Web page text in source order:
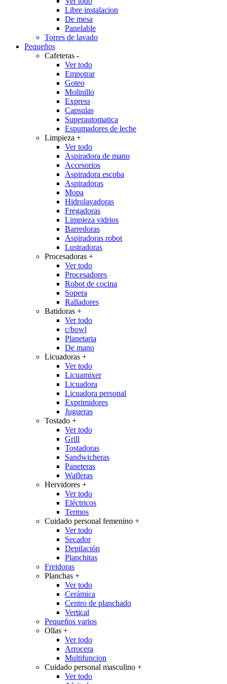
Libre instalacion
De mesa
Panelable
Torres de lavado
Pequeños
Cafeteras -
Ver todo
Empotrar
Goteo
Molinillo
Express
Capsulas
Superautomatica
Espumadores de leche
Limpieza +
Ver todo
Aspiradora de mano
Accesorios
Aspiradora escoba
Aspiradoras
Mopa
Hidrolavadoras
Fregadoras
Limpieza vidrios
Barredoras
Aspiradoras robot
Lustradoras
Procesadoras +
Ver todo
Procesadores
Robot de cocina
Sopera
Ralladores
Batidoras +
Ver todo
c/bowl
Planetaria
De mano
Licuadoras +
Ver todo
Licuamixer
Licuadora
Licuadora personal
Exprimidores
Jugueras
Tostado +
Ver todo
Grill
Tostadoras
Sandwicheras
Paneteras
Wafleras
Hervidores +
Ver todo
Eléctricos
Termos
Cuidado personal femenino +
Ver todo
Secador
Depilación
Planchitas
Freidoras
Planchas +
Ver todo
Cerámica
Centro de planchado
Vertical
Pequeños varios
Ollas +
Ver todo
Arrocera
Multifuncion
Cuidado personal masculino +
Ver todo